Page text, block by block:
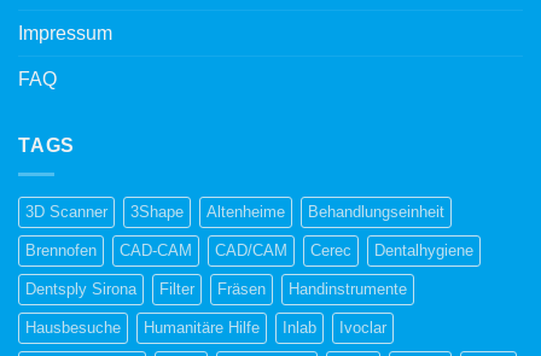
Impressum
FAQ
TAGS
3D Scanner 3Shape Altenheime Behandlungseinheit
Brennofen CAD-CAM CAD/CAM Cerec Dentalhygiene
Dentsply Sirona Filter Fräsen Handinstrumente
Hausbesuche Humanitäre Hilfe Inlab Ivoclar